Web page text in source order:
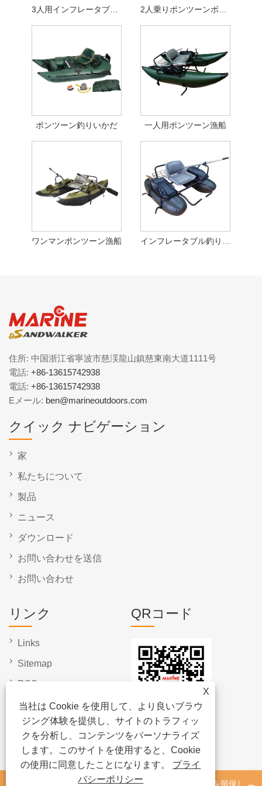
3人用インフレータブルポンツーンボート 2人乗りポンツーンボート
ポンツーン釣りいかだ 一人用ポンツーン漁船
ワンマンポンツーン漁船
X
当社は Cookie を使用して、より良いブラウ
ジング体験を提供し、サイトのトラフィッ
クを分析し、コンテンツをパーソナライズ
します。このサイトを使用すると、Cookie
の使用に同意したことになります。 プライ
バシーポリシー
住所: 中国浙江省寧波市慈渓龍山鎮慈東南大道1111号
電話: +86-13615742938
電話: +86-13615742938
Eメール: ben@marineoutdoors.com
クイック ナビゲーション
家
私たちについて
製品
ニュース
ダウンロード
お問い合わせを送信
お問い合わせ
リンク
Links
Sitemap
RSS
XML
プライバシーポリシー
QRコード
著作権 © 2024 寧波海洋屋外製品有限公司すべての権利を留保しま